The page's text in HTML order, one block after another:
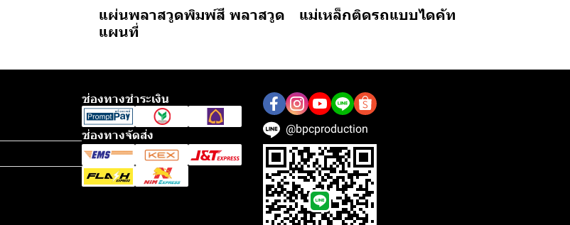
แผ่นพลาสวูดพิมพ์สี พลาสวูด
แผนที่
แม่เหล็กติดรถแบบไดคัท
ช่องทางชำระเงิน
ช่องทางจัดส่ง @bpcproduction